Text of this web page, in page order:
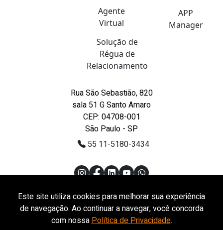
Este site utiliza cookies para melhorar sua experiência
de navegação. Ao continuar a navegar, você concorda
com nossaPolítica de Privacidade.
Agente
Virtual
Solução de
Régua de
Relacionamento
APP
Manager
Rua São Sebastião, 820
sala 51 G Santo Amaro
CEP: 04708-001
São Paulo - SP
55 11-5180-3434
© Copyright LH TECNOLOGIA - 2026 / PorFORTRAMTodos
os direitos reservados.